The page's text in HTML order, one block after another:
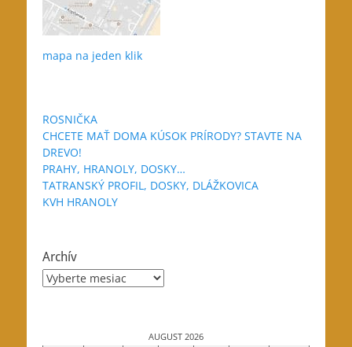
mapa na jeden klik
ROSNIČKA
CHCETE MAŤ DOMA KÚSOK PRÍRODY? STAVTE NA
DREVO!
PRAHY, HRANOLY, DOSKY…
TATRANSKÝ PROFIL, DOSKY, DLÁŽKOVICA
KVH HRANOLY
Archív
Archív
AUGUST 2026